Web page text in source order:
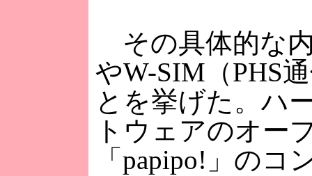
その具体的な
やW-SIM（PHS
とを挙げた。ハ
トウェアのオー
「papipo!」の